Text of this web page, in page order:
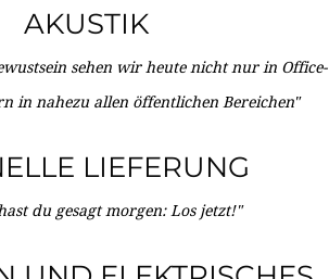
AKUSTIK
sehen wir heute nicht nur in Office-
in nahezu allen öffentlichen Bereichen"
LIEFERUNG
du gesagt morgen: Los jetzt!"